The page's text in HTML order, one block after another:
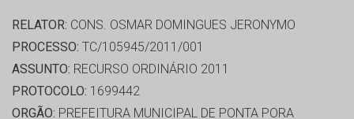
RELATOR: CONS. OSMAR DOMINGUES JERONYMO
PROCESSO: TC/105945/2011/001
ASSUNTO: RECURSO ORDINÁRIO 2011
PROTOCOLO: 1699442
ORGÃO: PREFEITURA MUNICIPAL DE PONTA PORA